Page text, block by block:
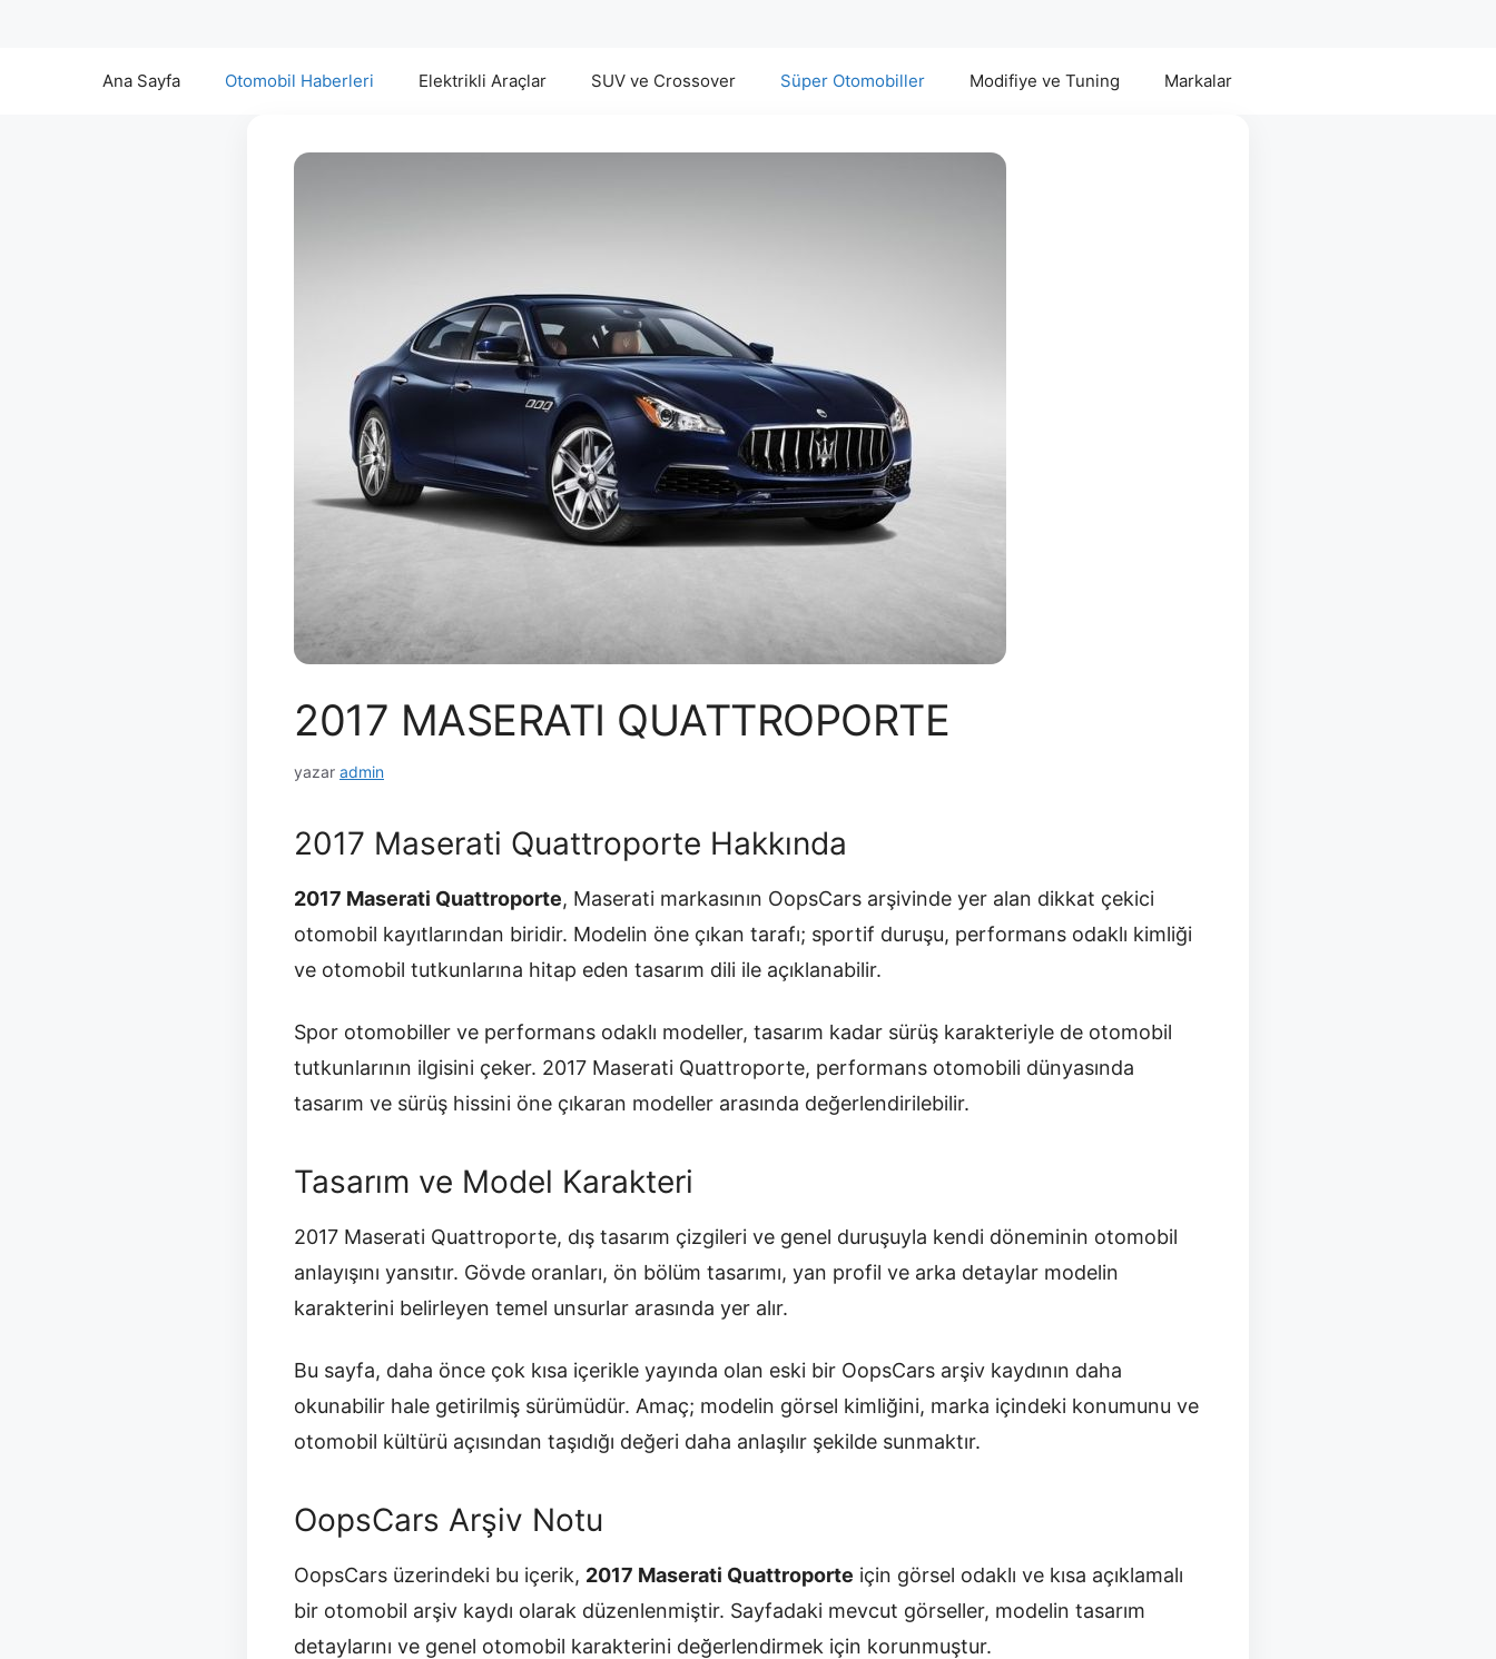
Ana Sayfa Otomobil Haberleri Elektrikli Araçlar SUV ve Crossover Süper Otomobiller Modifiye ve Tuning Markalar
2017 MASERATI QUATTROPORTE
yazar admin
2017 Maserati Quattroporte Hakkında
2017 Maserati Quattroporte, Maserati markasının OopsCars arşivinde yer alan dikkat çekici
otomobil kayıtlarından biridir. Modelin öne çıkan tarafı; sportif duruşu, performans odaklı kimliği
ve otomobil tutkunlarına hitap eden tasarım dili ile açıklanabilir.
Spor otomobiller ve performans odaklı modeller, tasarım kadar sürüş karakteriyle de otomobil
tutkunlarının ilgisini çeker. 2017 Maserati Quattroporte, performans otomobili dünyasında
tasarım ve sürüş hissini öne çıkaran modeller arasında değerlendirilebilir.
Tasarım ve Model Karakteri
2017 Maserati Quattroporte, dış tasarım çizgileri ve genel duruşuyla kendi döneminin otomobil
anlayışını yansıtır. Gövde oranları, ön bölüm tasarımı, yan profil ve arka detaylar modelin
karakterini belirleyen temel unsurlar arasında yer alır.
Bu sayfa, daha önce çok kısa içerikle yayında olan eski bir OopsCars arşiv kaydının daha
okunabilir hale getirilmiş sürümüdür. Amaç; modelin görsel kimliğini, marka içindeki konumunu ve
otomobil kültürü açısından taşıdığı değeri daha anlaşılır şekilde sunmaktır.
OopsCars Arşiv Notu
OopsCars üzerindeki bu içerik, 2017 Maserati Quattroporte için görsel odaklı ve kısa açıklamalı
bir otomobil arşiv kaydı olarak düzenlenmiştir. Sayfadaki mevcut görseller, modelin tasarım
detaylarını ve genel otomobil karakterini değerlendirmek için korunmuştur.